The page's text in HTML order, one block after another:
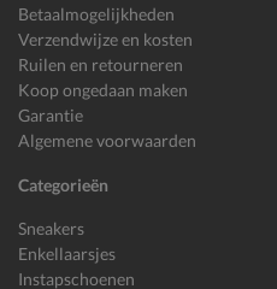
Betaalmogelijkheden
Verzendwijze en kosten
Ruilen en retourneren
Koop ongedaan maken
Garantie
Algemene voorwaarden
Categorieën
Sneakers
Enkellaarsjes
Instapschoenen